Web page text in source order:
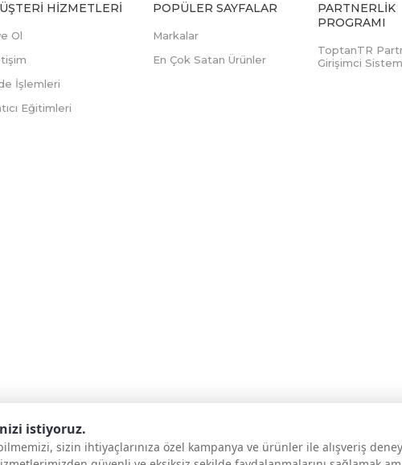
istiyoruz.
sizin ihtiyaçlarınıza özel kampanya ve ürünler ile alışveriş
HIZMETLERI
Ol
İşlemleri
Eğitimleri
POPÜLER SAYFALAR
Markalar
En Çok Satan Ürünler
PARTNERLIK
PROGRAMI
ToptanTR
Girişimci